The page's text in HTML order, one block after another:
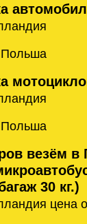
везём в
30 кг.)
цена